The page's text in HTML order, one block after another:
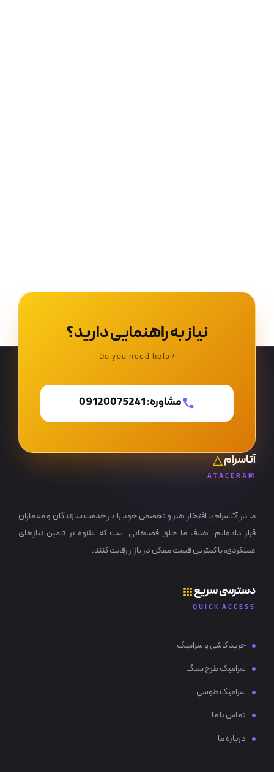
آتاسرام
ATACERAM
ما در آتاسرام با افتخار هنر و تخصص خود را در خدمت سازندگان و معماران
قرار داده‌ایم. هدف ما خلق فضاهایی است که علاوه بر تامین نیازهای
عملکردی، با کمترین قیمت ممکن در بازار رقابت کنند.
دسترسی سریع
QUICK ACCESS
خرید کاشی و سرامیک
سرامیک طرح سنگ
سرامیک طوسی
تماس با ما
درباره ما
نیاز به راهنمایی دارید؟
?Do you need help
مشاوره: 09120075241